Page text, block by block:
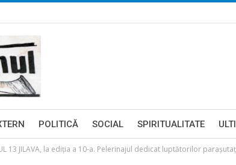
POLITICĂ SOCIAL SPIRITUALITATE
13 JILAVA, la ediția a 10-a. Pelerinajul dedicat luptătorilor